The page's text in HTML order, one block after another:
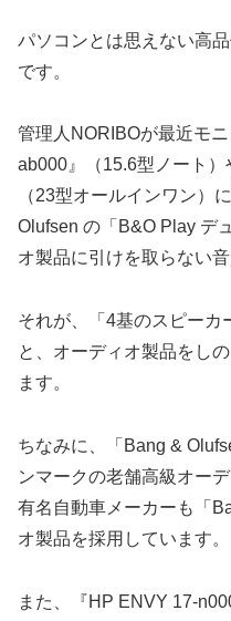
パソコンとは思えない高
です。
管理人NORIBOが最近モ
ab000』（15.6型ノート）
（23型オールインワン）
Olufsen の「B&O Play デ
オ製品に引けを取らない
それが、「4基のスピーカ
と、オーディオ製品をし
ます。
ちなみに、「Bang &
ンマークの老舗高級オー
有名自動車メーカーも「
オ製品を採用しています。
また、『HP ENVY 17-